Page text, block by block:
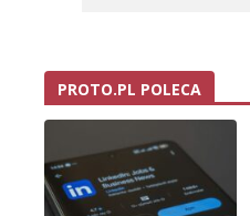
PROTO.PL POLECA